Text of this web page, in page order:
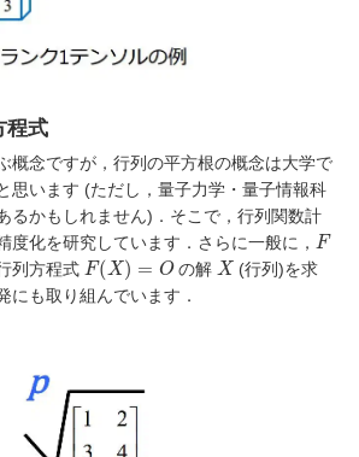
程式
概念ですが，行列の平方根の概念は大学で
思います (ただし，量子力学・量子情報科
るかもしれません)．そこで，行列関数計
度化を研究しています．さらに一般に， F
列方程式 F(X)= O の解X (行列)を求
にも取り組んでいます．